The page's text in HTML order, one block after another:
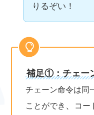
りるぞい！
補足①：チェー
チェーン命令は同
ことができ 、
コー